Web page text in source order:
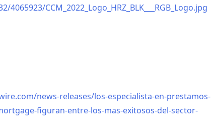
CCM_2022_Logo_HRZ_BLK___RGB_Logo.jpg
news-releases/los-especialista-en-prestamos-
figuran-entre-los-mas-exitosos-del-sector-